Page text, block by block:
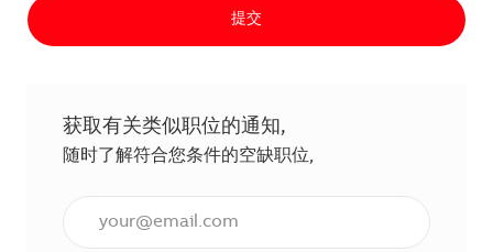
提交
获取有关类似职位的通知,
随时了解符合您条件的空缺职位,